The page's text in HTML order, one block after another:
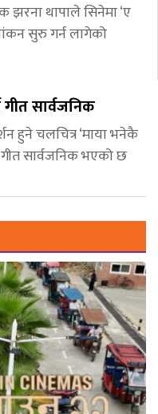
झरना थापाले सिनेमा ‘ए
सुरु गर्न लागेको
गीत सार्वजनिक
हुने चलचित्र ‘माया भनेकै
गीत सार्वजनिक भएको छ